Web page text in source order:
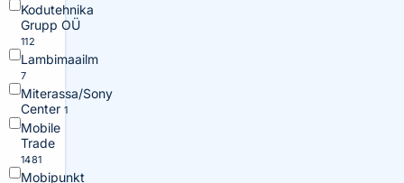
Kodutehnika
Grupp OÜ
112
Lambimaailm
7
Miterassa/Sony
Center 1
Mobile
Trade
1481
Mobipunkt